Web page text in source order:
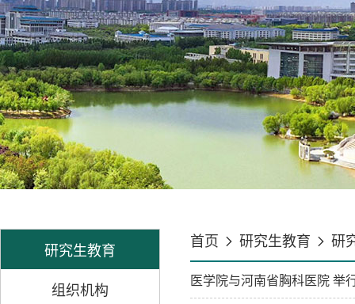
研究生教育
组织机构
首页 研究生教育 研
医学院与河南省胸科医院 举